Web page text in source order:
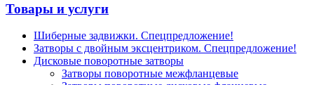
Товары и услуги
Шиберные задвижки. Спецпредложение!
Затворы с двойным эксцентриком. Спецпредложение!
Дисковые поворотные затворы
Затворы поворотные межфланцевые